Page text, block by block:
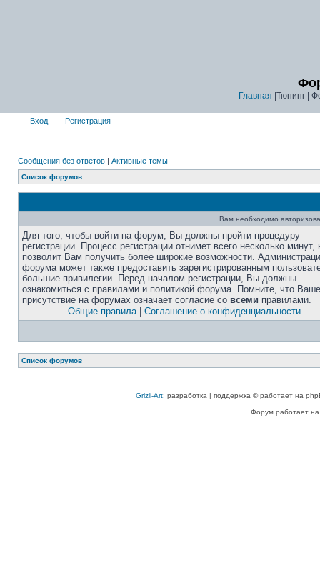
Главная |Тюнинг |
Вход Регистрация
Сообщения без ответов | Активные темы
Список форумов
Вам необходимо
Для того, чтобы войти на форум, Вы должны пройти процедуру
регистрации. Процесс регистрации отнимет всего несколько минут,
позволит Вам получить более широкие возможности.
форума может также предоставить зарегистрированным
большие привилегии. Перед началом регистрации, Вы должны
ознакомиться с правилами и политикой форума. Помните, что Ваше
присутствие на форумах означает согласие со всеми правилами.
Общие правила| Соглашение о конфиденциальности
Список форумов
Grizli-Art: разработка | поддержка © работает на
Форум работает